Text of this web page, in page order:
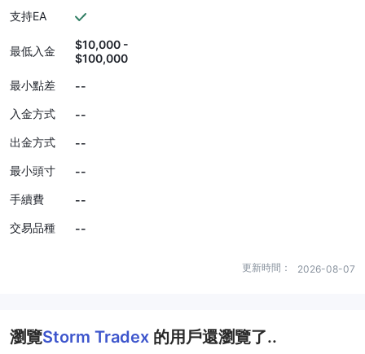
支持EA
最低入金
$10,000 -
$100,000
最小點差
--
入金方式
--
出金方式
--
最小頭寸
--
手續費
--
交易品種
--
更新時間： 2026-08-07
瀏覽Storm Tradex 的用戶還瀏覽了..